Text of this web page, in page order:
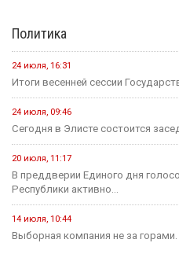
Политика
24 июля, 16:31
Итоги весенней сессии
24 июля, 09:46
Сегодня в Элисте состоится
20 июля, 11:17
В преддверии Единого дня
Республики активно...
14 июля, 10:44
Выборная компания не за горами.